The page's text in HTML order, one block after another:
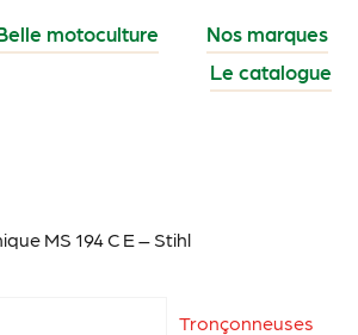
motoculture Nos marques
Le catalogue
MS 194 C E – Stihl
Tronçonneuses